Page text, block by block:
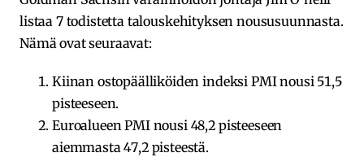
listaa 7 todistetta talouskehityksen noususuunnasta.
Nämä ovat seuraavat:
Kiinan ostopäälliköiden indeksi PMI nousi 51,5
pisteeseen.
Euroalueen PMI nousi 48,2 pisteeseen
aiemmasta 47,2 pisteestä.